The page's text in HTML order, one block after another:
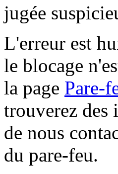
jugée
L'erreur est
le blocage
la page Pare-
trouverez des
de nous
du pare-feu.